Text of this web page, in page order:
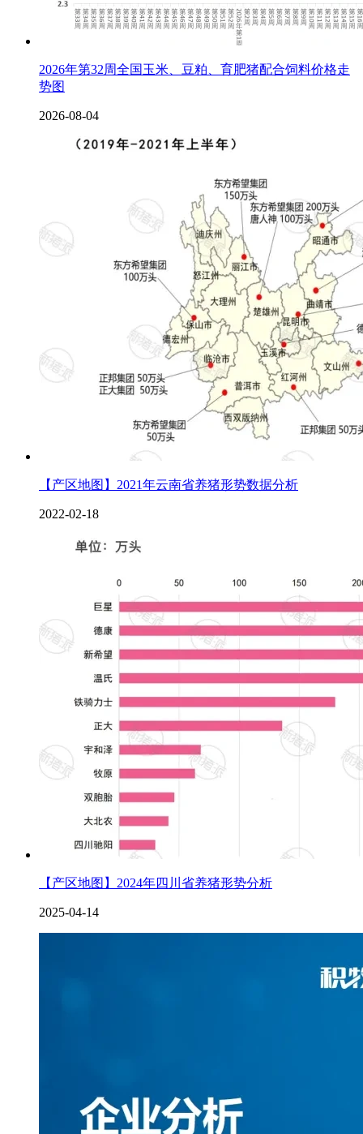
2026年第32周全国玉米、豆粕、育肥猪配合饲料价格走
势图
2026-08-04
【产区地图】2021年云南省养猪形势数据分析
2022-02-18
【产区地图】2024年四川省养猪形势分析
2025-04-14